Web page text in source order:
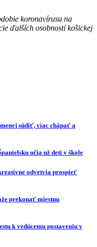
koronavírusu na
ďalších osobností košickej
súdiť, viac chápať a
učia už deti v škole
odvetvia prospieť
prekonať miestnu
k vedúcemu postaveniu v